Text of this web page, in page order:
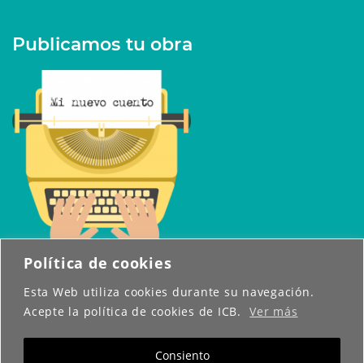
Política de cookies
Esta Web utiliza cookies durante su navegación.
Acepte la política de cookies de ICB.
Ver más
Consiento
Publicamos tu obra
Copyright © 2026 Abresueños. Todos los derechos
reservados.
Visual Composer